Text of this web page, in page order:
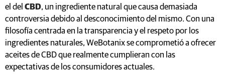
el del CBD, un ingrediente natural que causa demasiada
controversia debido al desconocimiento del mismo. Con una
filosofía centrada en la transparencia y el respeto por los
ingredientes naturales, WeBotanix se comprometió a ofrecer
aceites de CBD que realmente cumplieran con las
expectativas de los consumidores actuales.